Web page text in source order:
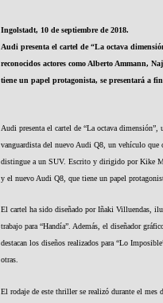
Ingolstadt, 10 de septiembre de 2018.
Audi presenta el cartel de “La octava
reconocidos actores como Alberto Ammann,
tiene un papel protagonista, se presentará a
Audi presenta el cartel de “La octava dimensión”,
vanguardista del nuevo Audi Q8, un vehículo que
distingue a un SUV. Escrito y dirigido por Kike
y el nuevo Audi Q8, que tiene un papel
El cartel ha sido diseñado por Iñaki Villuendas,
trabajo para “Handía”. Además, el diseñador
destacan los diseños realizados para “Lo
otras.
El rodaje de este thriller se realizó durante el